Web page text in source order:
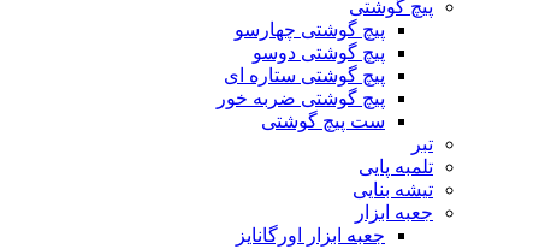
پیچ گوشتی
پیچ گوشتی چهارسو
پیچ گوشتی دوسو
پیچ گوشتی ستاره‌ ای
پیچ گوشتی ضربه خور
ست پیچ گوشتی
تبر
تلمبه پایی
تیشه بنایی
جعبه ابزار
جعبه ابزار اورگانایز